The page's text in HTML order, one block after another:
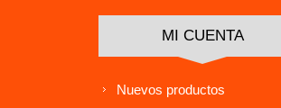
MI CUENTA
Nuevos productos